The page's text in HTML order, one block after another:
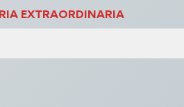
EXTRAORDINARIA